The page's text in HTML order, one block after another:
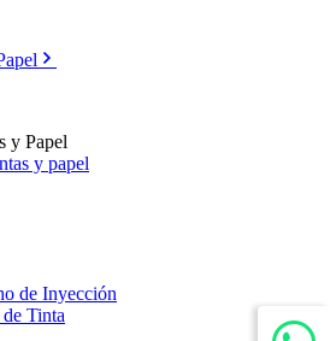
y Papel
y papel
de Inyección
Tinta